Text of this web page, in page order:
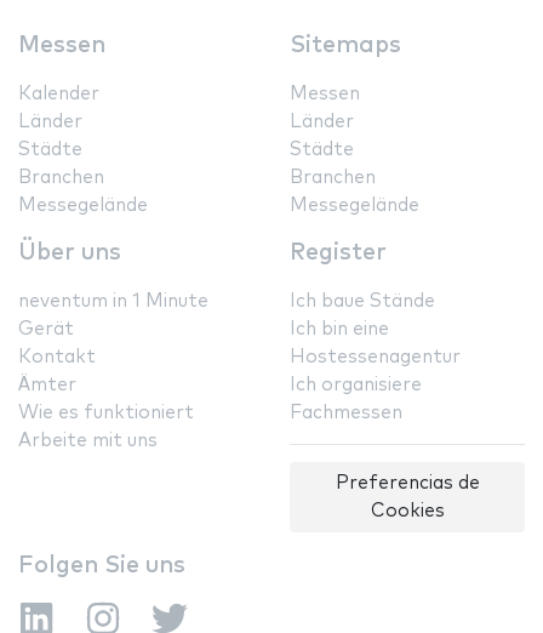
Messen
Kalender
Länder
Städte
Branchen
Messegelände
Sitemaps
Messen
Länder
Städte
Branchen
Messegelände
Über uns
neventum in 1 Minute
Gerät
Kontakt
Ämter
Wie es funktioniert
Arbeite mit uns
Register
Ich baue Stände
Ich bin eine
Hostessenagentur
Ich organisiere
Fachmessen
Preferencias de
Cookies
Folgen Sie uns